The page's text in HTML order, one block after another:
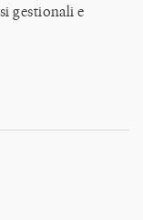
gestionali e